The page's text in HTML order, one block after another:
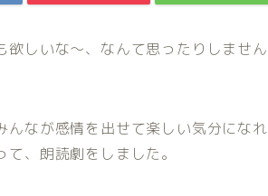
しいな〜、なんて思ったりしません
んなが感情を出せて楽しい気分になれ
、朗読劇をしました。